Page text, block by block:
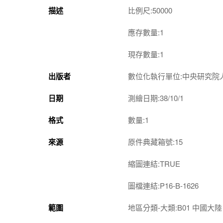
描述 比例尺:50000
應存數量:1
現存數量:1
出版者 數位化執行單位:中央研究
日期 測繪日期:38/10/1
格式 數量:1
來源 原件典藏箱號:15
縮圖連結:TRUE
圖檔連結:P16-B-1626
範圍 地區分類-大類:B01 中國大陸